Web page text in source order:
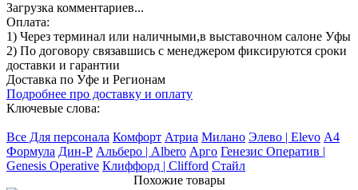
Загрузка комментариев...
Оплата:
1) Через терминал или наличными,в выставочном салоне Уфы
2) По договору связавшись с менеджером фиксируются сроки
доставки и гарантии
Доставка по Уфе и Регионам
Подробнее про доставку и оплату
Ключевые слова:
Все Для персонала Комфорт Атриа Милано Элево | Elevo А4
Формула Дин-Р Альберо | Albero Арго Генезис Оператив |
Genesis Operative Клиффорд | Clifford Стайл
Похожие товары